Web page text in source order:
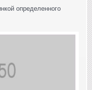
определенного